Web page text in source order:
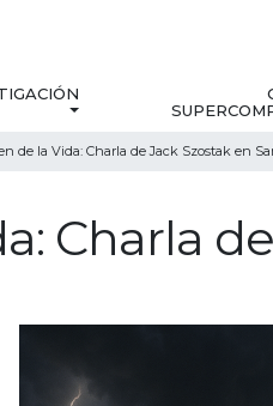
de la Vida: Charla de Jack Szostak en
Charla